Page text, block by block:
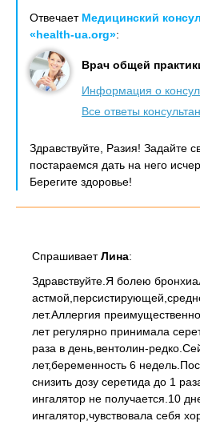
Отвечает Медицинский
«health-ua.org»:
Врач общей
Информация о
Все ответы
Здравствуйте, Разия! Задайте
постараемся дать на него
Берегите здоровье!
СпрашиваетЛина:
Здравствуйте.Я болею
лет.Аллергия
лет регулярно принимала
раза в день,вентолин-
лет,беременность 6
снизить дозу серетида до 1
ингалятор не получается.10
ингалятор,чувствовала себя